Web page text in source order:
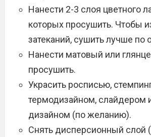
Нанести 2-3 слоя цветного
которых просушить. Чтобы
затеканий, сушить лучше по
Нанести матовый или
просушить.
Украсить росписью,
термодизайном, слайдером
дизайном (по желанию).
Снять дисперсионный слой